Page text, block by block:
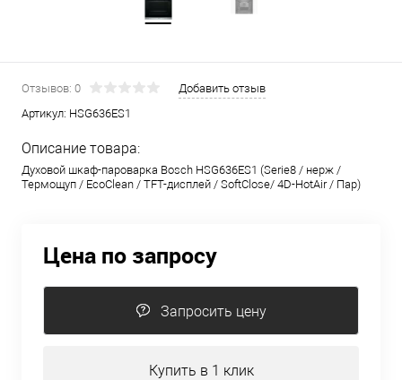
Отзывов: 0
Добавить отзыв
Артикул: HSG636ES1
Описание товара:
Духовой шкаф-пароварка Bosch HSG636ES1 (Serie8 / нерж /
Термощуп / EcoClean / TFT-дисплей / SoftClose/ 4D-HotAir / Пар)
Цена по запросу
Запросить цену
Купить в 1 клик